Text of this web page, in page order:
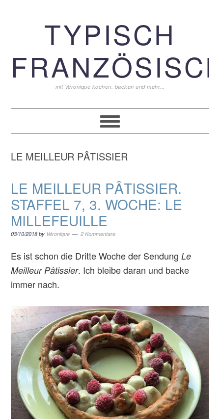
TYPISCH
mit Véronique kochen, backen und mehr...
LE MEILLEUR PÂTISSIER
LE MEILLEUR PÂTISSIER.
STAFFEL 7, 3. WOCHE: LE
MILLEFEUILLE
03/10/2018 by Véronique 2 Kommentare
Es ist schon die Dritte Woche der SendungLe
Meilleur Pâtissier. Ich bleibe daran und backe
immer nach.